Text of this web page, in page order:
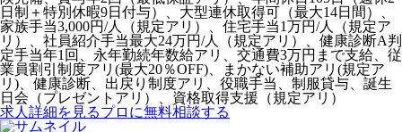
日制＋特別休暇9日付与）、大型連休取得可（最大14日間）、
家族手当3,000円/人（規定アリ）、住宅手当1万円/人（規定ア
リ）、社員紹介手当最大24万円/人（規定アリ）、健康診断A判
定手当年1回、永年勤続年数給アリ、交通費3万円まで支給、従
業員割引制度アリ(最大20％OFF)、まかない補助アリ(規定ア
リ)、健康診断、出戻り制度アリ、役職手当、制服貸与、誕生
日会（プレゼントアリ）、資格取得支援（規定アリ）
求人詳細を見るプロに無料相談する